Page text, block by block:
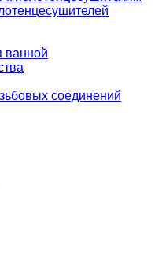
ванной
соединений